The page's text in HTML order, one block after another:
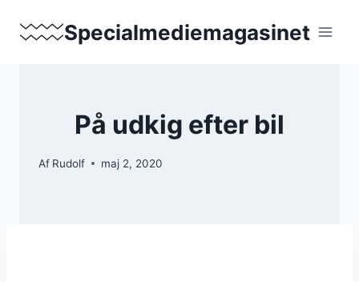
Specialmediemagasinet
På udkig efter bil
Af Rudolf maj 2, 2020